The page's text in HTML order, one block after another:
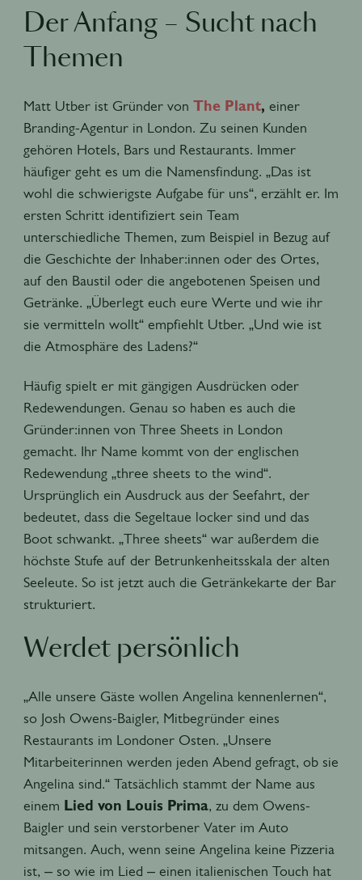
Der Anfang – Sucht nach
Themen
Matt Utber ist Gründer von The Plant, einer
Branding-Agentur in London. Zu seinen Kunden
gehören Hotels, Bars und Restaurants. Immer
häufiger geht es um die Namensfindung. „Das ist
wohl die schwierigste Aufgabe für uns“, erzählt er. Im
ersten Schritt identifiziert sein Team
unterschiedliche Themen, zum Beispiel in Bezug auf
die Geschichte der Inhaber:innen oder des Ortes,
auf den Baustil oder die angebotenen Speisen und
Getränke. „Überlegt euch eure Werte und wie ihr
sie vermitteln wollt“ empfiehlt Utber. „Und wie ist
die Atmosphäre des Ladens?“
Häufig spielt er mit gängigen Ausdrücken oder
Redewendungen. Genau so haben es auch die
Gründer:innen von Three Sheets in London
gemacht. Ihr Name kommt von der englischen
Redewendung „three sheets to the wind“.
Ursprünglich ein Ausdruck aus der Seefahrt, der
bedeutet, dass die Segeltaue locker sind und das
Boot schwankt. „Three sheets“ war außerdem die
höchste Stufe auf der Betrunkenheitsskala der alten
Seeleute. So ist jetzt auch die Getränkekarte der Bar
strukturiert.
Werdet persönlich
„Alle unsere Gäste wollen Angelina kennenlernen“,
so Josh Owens-Baigler, Mitbegründer eines
Restaurants im Londoner Osten. „Unsere
Mitarbeiterinnen werden jeden Abend gefragt, ob sie
Angelina sind.“ Tatsächlich stammt der Name aus
einem Lied von Louis Prima, zu dem Owens-
Baigler und sein verstorbener Vater im Auto
mitsangen. Auch, wenn seine Angelina keine Pizzeria
ist, – so wie im Lied – einen italienischen Touch hat